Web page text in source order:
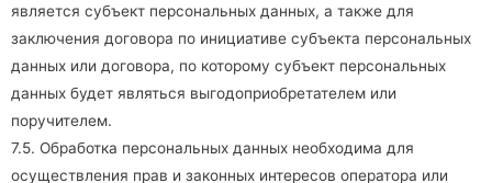
является субъект персональных данных, а также для
заключения договора по инициативе субъекта персональных
данных или договора, по которому субъект персональных
данных будет являться выгодоприобретателем или
поручителем.
7.5. Обработка персональных данных необходима для
осуществления прав и законных интересов оператора или